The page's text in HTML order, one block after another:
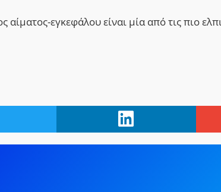
εγκεφάλου είναι μία από τις πιο